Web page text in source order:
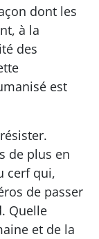
dont les
à la
des
est
de plus en
cerf qui,
de passer
Quelle
et de la